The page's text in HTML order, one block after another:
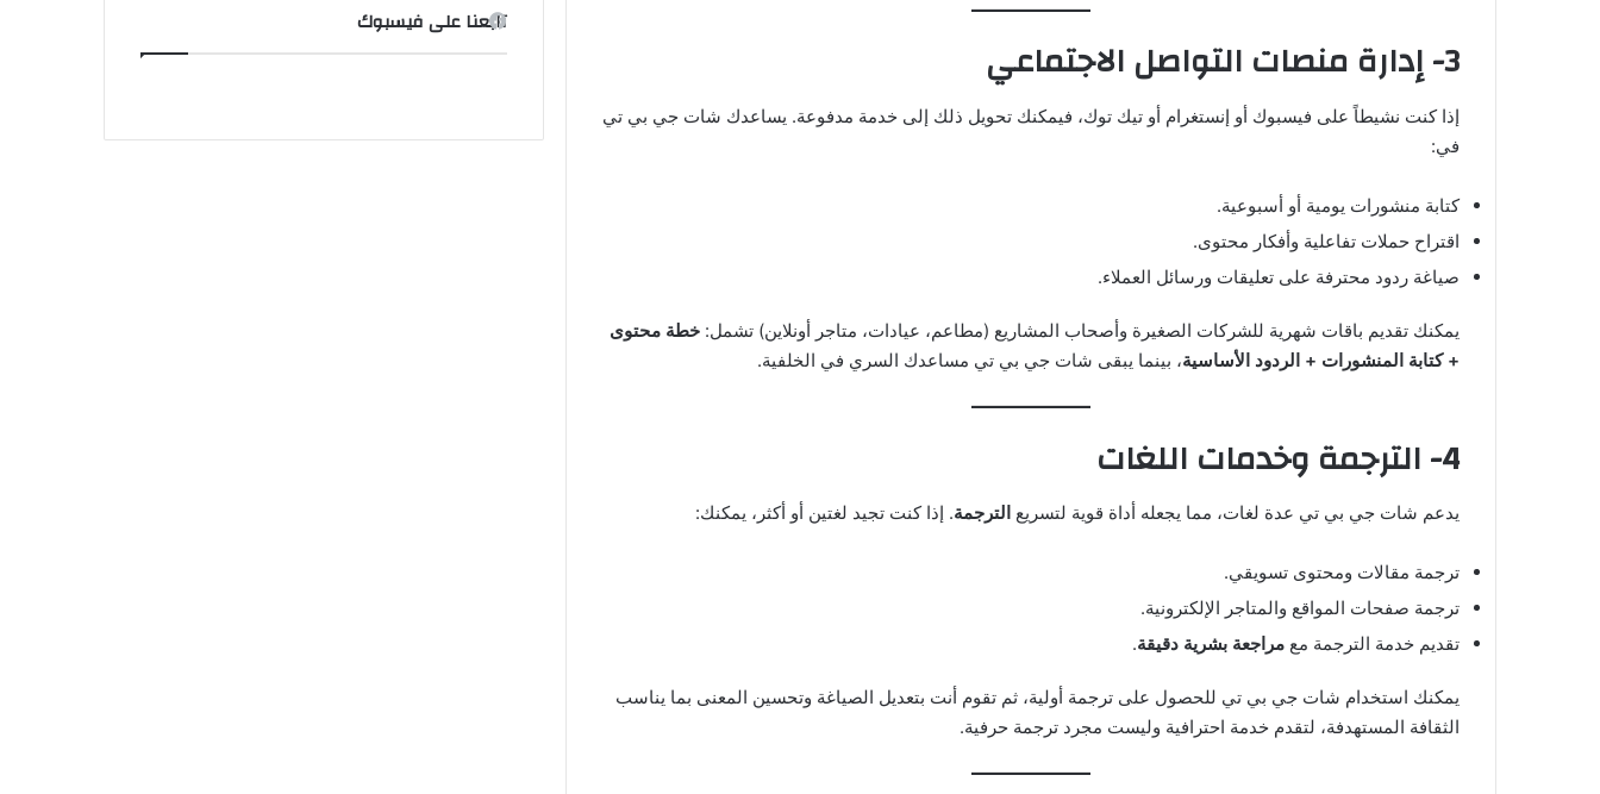
3- إدارة منصات التواصل الاجتماعي
إذا كنت نشيطاً على فيسبوك أو إنستغرام أو تيك توك، فيمكنك تحويل ذلك إلى خدمة مدفوعة. يساعدك شات جي بي تي
في:
كتابة منشورات يومية أو أسبوعية.
اقتراح حملات تفاعلية وأفكار محتوى.
صياغة ردود محترفة على تعليقات ورسائل العملاء.
يمكنك تقديم باقات شهرية للشركات الصغيرة وأصحاب المشاريع (مطاعم، عيادات، متاجر أونلاين) تشمل: خطة محتوى
+ كتابة المنشورات + الردود الأساسية، بينما يبقى شات جي بي تي مساعدك السري في الخلفية.
4- الترجمة وخدمات اللغات
يدعم شات جي بي تي عدة لغات، مما يجعله أداة قوية لتسريع الترجمة. إذا كنت تجيد لغتين أو أكثر، يمكنك:
ترجمة مقالات ومحتوى تسويقي.
ترجمة صفحات المواقع والمتاجر الإلكترونية.
تقديم خدمة الترجمة مع مراجعة بشرية دقيقة.
يمكنك استخدام شات جي بي تي للحصول على ترجمة أولية، ثم تقوم أنت بتعديل الصياغة وتحسين المعنى بما يناسب
الثقافة المستهدفة، لتقدم خدمة احترافية وليست مجرد ترجمة حرفية.
تابعنا على فيسبوك